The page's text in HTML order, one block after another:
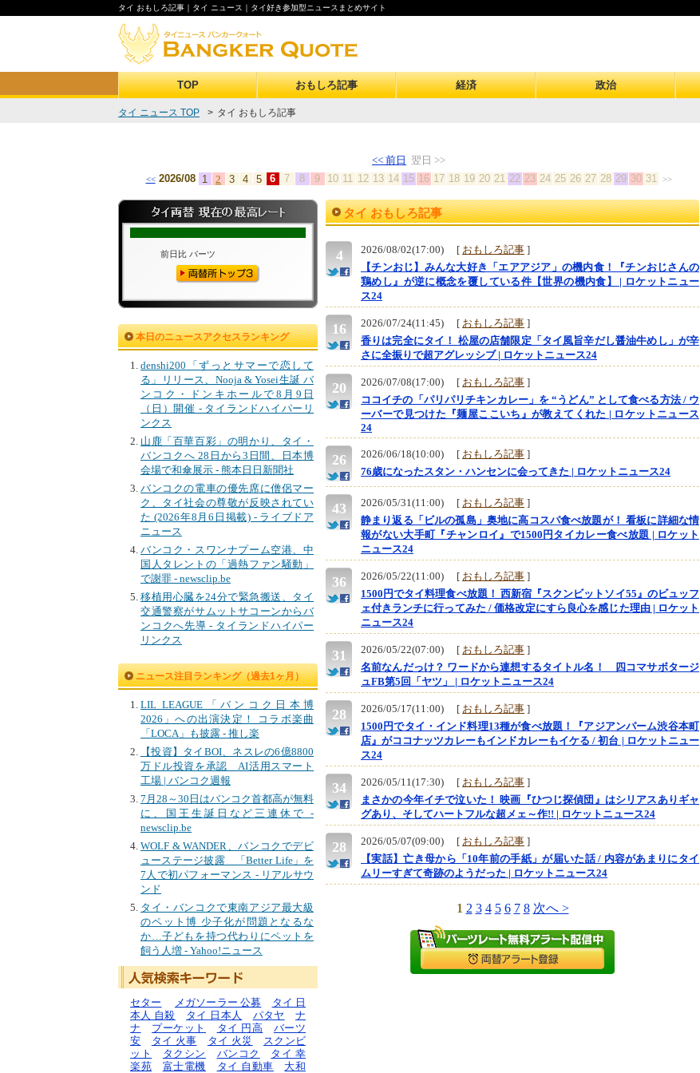
タイ おもしろ記事｜ タイ ニュース ｜タイ好き参加型ニュースまとめサイト
TOP おもしろ記事 経済 政治
タイ ニュース TOP > タイ おもしろ記事
<< 前日 翌日 >>
<< 2026/08 1 2 3 4 5 6 7 8 9 10 11 12 13 14 15 16 17 18 19 20 21 22 23 24 25 26 27 28 29 30 31 >>
本日のニュースアクセスランキング
denshi200「ずっとサマーで恋して
る」リリース、Nooja & Yosei生誕 バ
ンコク・ドンキホールで8月9日
（日）開催 - タイランドハイパーリ
ンクス
山鹿「百華百彩」の明かり、タイ・
バンコクへ 28日から3日間、日本博
会場で和傘展示 - 熊本日日新聞社
バンコクの電車の優先席に僧侶マー
ク、タイ社会の尊敬が反映されてい
た (2026年8月6日掲載) - ライブドア
ニュース
バンコク・スワンナプーム空港、中
国人タレントの「過熱ファン騒動」
で謝罪 - newsclip.be
移植用心臓を24分で緊急搬送、タイ
交通警察がサムットサコーンからバ
ンコクへ先導 - タイランドハイパー
リンクス
ニュース注目ランキング（過去1ヶ月）
LIL LEAGUE「バンコク日本博
2026」への出演決定！ コラボ楽曲
「LOCA」も披露 - 推し楽
【投資】タイBOI、ネスレの6億8800
万ドル投資を承認 AI活用スマート
工場 | バンコク週報
7月28～30日はバンコク首都高が無料
に、国王生誕日など三連休で -
newsclip.be
WOLF & WANDER、バンコクでデビ
ューステージ披露 「Better Life」を
7人で初パフォーマンス - リアルサウ
ンド
タイ・バンコクで東南アジア最大級
のペット博 少子化が問題となるな
か…子どもを持つ代わりにペットを
飼う人増 - Yahoo!ニュース
セター メガソーラー 公募
タイ 日
本人 自殺
タイ 日本人 パタヤ
ナ
ナ
プーケット タイ 円高
バーツ
安
タイ 火事 タイ 火災
スクンビ
ット
タクシン バンコク
タイ 幸
楽苑
富士電機 タイ 自動車 大和
タイ おもしろ記事
4 2026/08/02(17:00) [ おもしろ記事 ]
【チンおじ】みんな大好き「エアアジア」の機内食！『チンおじさんの
鶏めし』が逆に概念を覆している件【世界の機内食】 | ロケットニュー
ス24
16 2026/07/24(11:45) [ おもしろ記事 ]
香りは完全にタイ！ 松屋の店舗限定「タイ風旨辛だし醤油牛めし」が辛
さに全振りで超アグレッシブ | ロケットニュース24
20 2026/07/08(17:00) [ おもしろ記事 ]
ココイチの「パリパリチキンカレー」を “うどん” として食べる方法 / ウ
ーバーで見つけた『麺屋ここいち』が教えてくれた | ロケットニュース
24
26 2026/06/18(10:00) [ おもしろ記事 ]
76歳になったスタン・ハンセンに会ってきた | ロケットニュース24
43 2026/05/31(11:00) [ おもしろ記事 ]
静まり返る「ビルの孤島」奥地に高コスパ食べ放題が！ 看板に詳細な情
報がない大手町『チャンロイ』で1500円タイカレー食べ放題 | ロケット
ニュース24
36 2026/05/22(11:00) [ おもしろ記事 ]
1500円でタイ料理食べ放題！ 西新宿『スクンビットソイ55』のビュッフ
ェ付きランチに行ってみた / 価格改定にすら良心を感じた理由 | ロケット
ニュース24
31 2026/05/22(07:00) [ おもしろ記事 ]
名前なんだっけ？ ワードから連想するタイトル名！ 四コマサボタージ
ュFB第5回「ヤツ」 | ロケットニュース24
28 2026/05/17(11:00) [ おもしろ記事 ]
1500円でタイ・インド料理13種が食べ放題！『アジアンパーム渋谷本町
店』がココナッツカレーもインドカレーもイケる / 初台 | ロケットニュー
ス24
34 2026/05/11(17:30) [ おもしろ記事 ]
まさかの今年イチで泣いた！ 映画『ひつじ探偵団』はシリアスありギャ
グあり、そしてハートフルな超メェ～作!! | ロケットニュース24
28 2026/05/07(09:00) [ おもしろ記事 ]
【実話】亡き母から「10年前の手紙」が届いた話 / 内容があまりにタイ
ムリーすぎて奇跡のようだった | ロケットニュース24
1 2 3 4 5 6 7 8 次へ >